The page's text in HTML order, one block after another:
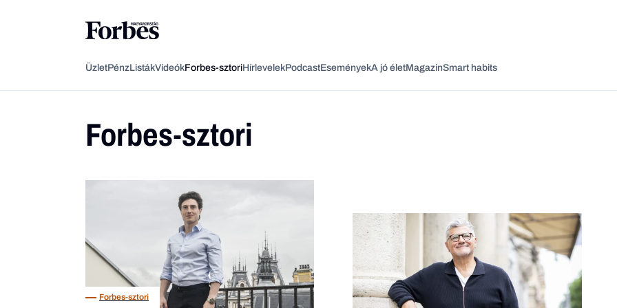
Vagy fedezze fel a következő témákat
Üzlet Zöld Legyél jobb!
ÜzletPénzListákVideókForbes-sztoriHírlevelekPodcastEseményekA jó életMagazinSmart habits
Forbes-sztori
Forbes-sztori